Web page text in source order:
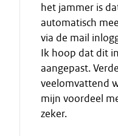
t
a
a
t
het jammer is
automatisch
via de mail
Ik hoop dat dit
aangepast.
veelomvattend
mijn voordeel
zeker.